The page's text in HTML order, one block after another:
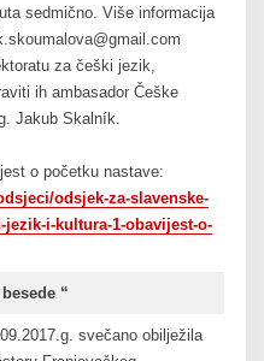
sedmično. Više informacija
za češki jezik,
ih ambasador Češke
Jakub Skalník.
o početku nastave:
odsjek-za-slavenske-
i-kultura-1-obavijest-o-
“
svečano obilježila